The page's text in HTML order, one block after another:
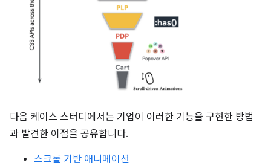
다음 케이스 스터디에서는 기업이 이러한 기능을 구현한 방법
과 발견한 이점을 공유합니다.
스크롤 기반 애니메이션